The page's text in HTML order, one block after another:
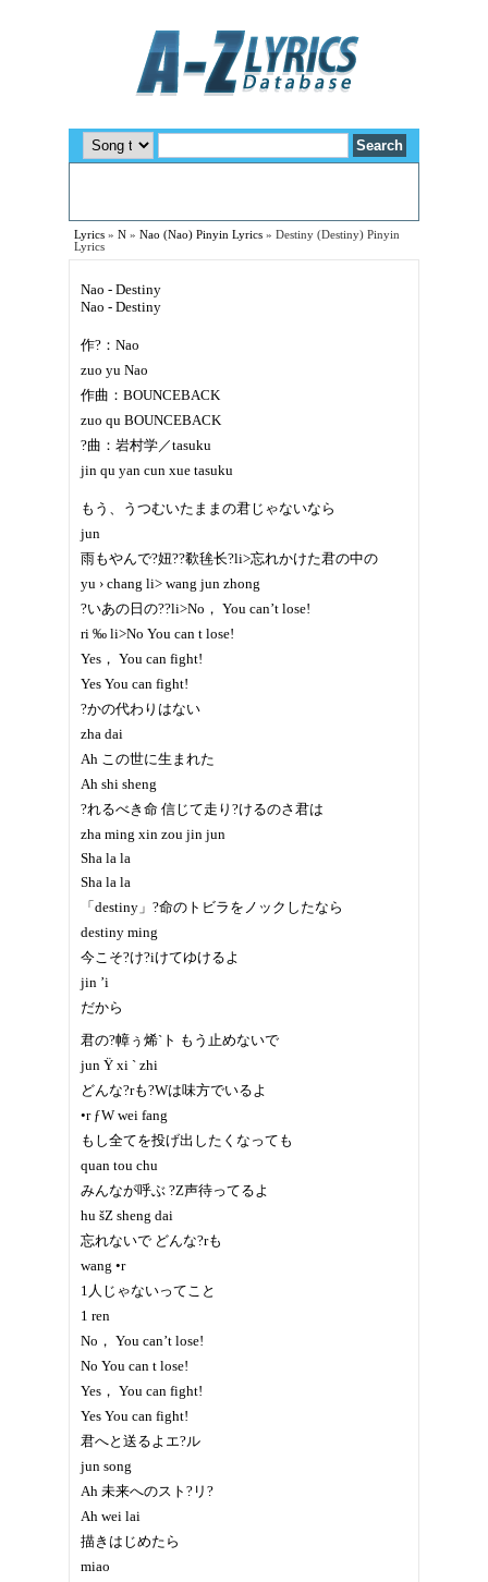
Lyrics » N » Nao (Nao) Pinyin Lyrics » Destiny (Destiny) Pinyin
Lyrics
Nao - Destiny
Nao - Destiny
作?：Nao
zuo yu Nao
作曲：BOUNCEBACK
zuo qu BOUNCEBACK
?曲：岩村学／tasuku
jin qu yan cun xue tasuku
もう、うつむいたままの君じゃないなら
jun
雨もやんで?妞??欷毪长?li>忘れかけた君の中の
yu › chang li> wang jun zhong
?いあの日の??li>No， You can’t lose!
ri ‰ li>No You can t lose!
Yes， You can fight!
Yes You can fight!
?かの代わりはない
zha dai
Ah この世に生まれた
Ah shi sheng
?れるべき命 信じて走り?けるのさ君は
zha ming xin zou jin jun
Sha la la
Sha la la
「destiny」?命のトビラをノックしたなら
destiny ming
今こそ?け?iけてゆけるよ
jin ’i
だから
君の?幛ぅ烯`ト もう止めないで
jun Ÿ xi ` zhi
どんな?rも?Wは味方でいるよ
•r ƒW wei fang
もし全てを投げ出したくなっても
quan tou chu
みんなが呼ぶ ?Z声待ってるよ
hu šZ sheng dai
忘れないで どんな?rも
wang •r
1人じゃないってこと
1 ren
No， You can’t lose!
No You can t lose!
Yes， You can fight!
Yes You can fight!
君へと送るよエ?ル
jun song
Ah 未来へのスト?リ?
Ah wei lai
描きはじめたら
miao